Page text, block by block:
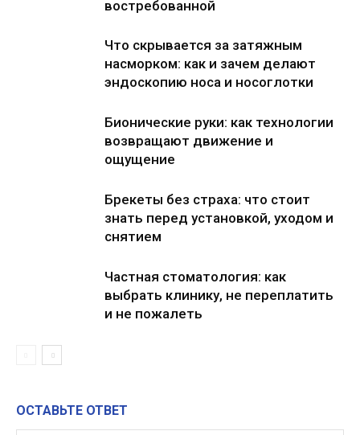
востребованной
Что скрывается за затяжным
насморком: как и зачем делают
эндоскопию носа и носоглотки
Бионические руки: как технологии
возвращают движение и
ощущение
Брекеты без страха: что стоит
знать перед установкой, уходом и
снятием
Частная стоматология: как
выбрать клинику, не переплатить
и не пожалеть
ОСТАВЬТЕ ОТВЕТ